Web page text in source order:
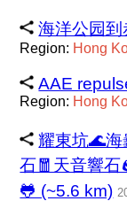
海洋公园
Region: Hong
AAE
Region: Hong
耀東坑🌊海
石🧧天音響石
🐸 (~5.6 km)